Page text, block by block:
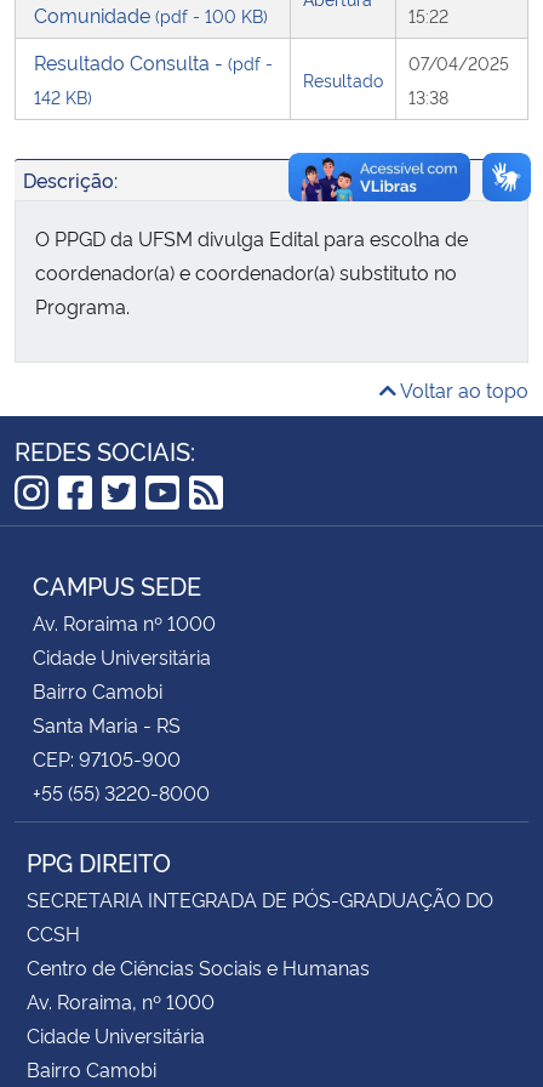
Secretaria-Geral
Secretaria de Governo
Gabinete de Segurança Institucional
Advocacia-Geral da União
Banco Central do Brasil
Comunidade (pdf - 100 KB)
15:22
Resultado Consulta - (pdf -
142 KB)
Resultado
07/04/2025
13:38
Descrição:
O PPGD da UFSM divulga Edital para escolha de
coordenador(a) e coordenador(a) substituto no
Programa.
Voltar ao topo
REDES SOCIAIS:
Instagram
Facebook
Twitter
YouTube
RSS
CAMPUS SEDE
Av. Roraima nº 1000
Cidade Universitária
Bairro Camobi
Santa Maria - RS
CEP: 97105-900
+55 (55) 3220-8000
PPG DIREITO
SECRETARIA INTEGRADA DE PÓS-GRADUAÇÃO DO
CCSH
Centro de Ciências Sociais e Humanas
Av. Roraima, nº 1000
Cidade Universitária
Bairro Camobi